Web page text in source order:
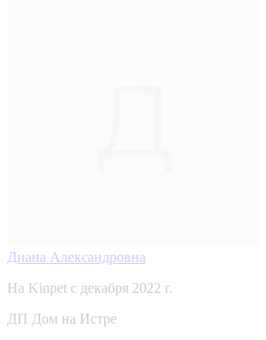
Диана Александровна
На Kinpet c декабря 2022 г.
ДП Дом на Истре